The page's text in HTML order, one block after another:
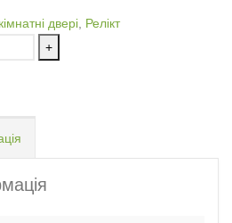
двері Релікт
+